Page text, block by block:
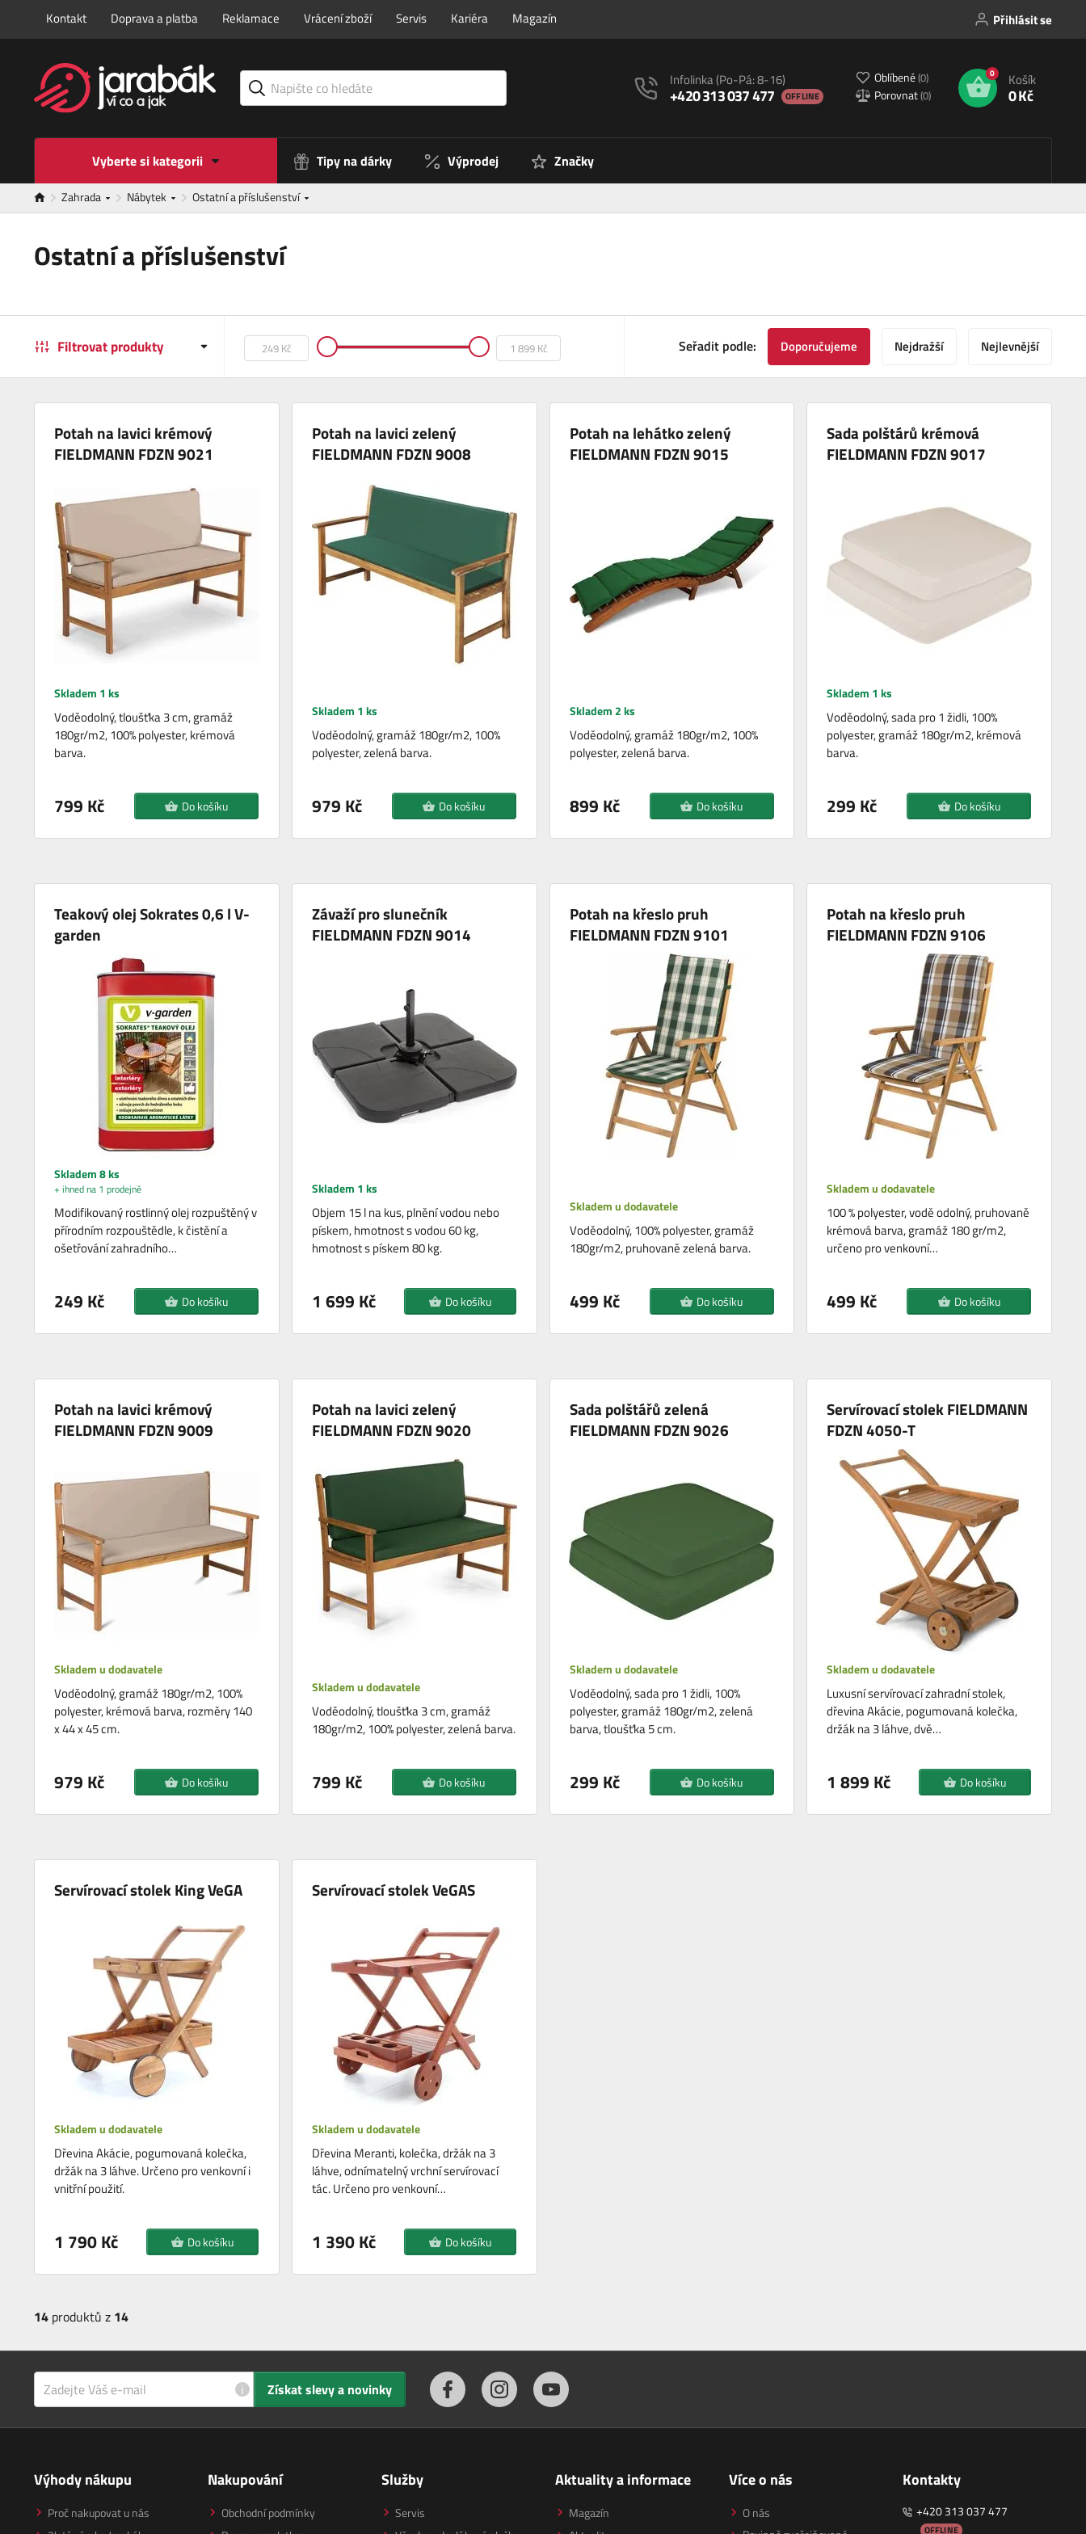
Kontakt Doprava a platba Reklamace Vrácení zboží Servis Kariéra Magazín Přihlásit se
Infolinka(Po-Pá: 8-16)
+420 313 037 477 OFFLINE
Oblíbené(0)
Porovnat(0)
0 Košík
0 Kč
Vyberte si kategorii Tipy na dárky Výprodej Značky
Zahrada Nábytek Ostatní a příslušenství
Ostatní a příslušenství
Filtrovat produkty Seřadit podle: Doporučujeme Nejdražší Nejlevnější
Potah na lavici krémový
FIELDMANN FDZN 9021
Skladem 1 ks
Voděodolný, tloušťka 3 cm, gramáž
180gr/m2, 100% polyester, krémová
barva.
799 Kč Do košíku
Potah na lavici zelený
FIELDMANN FDZN 9008
Skladem 1 ks
Voděodolný, gramáž 180gr/m2, 100%
polyester, zelená barva.
979 Kč Do košíku
Potah na lehátko zelený
FIELDMANN FDZN 9015
Skladem 2 ks
Voděodolný, gramáž 180gr/m2, 100%
polyester, zelená barva.
899 Kč Do košíku
Sada polštárů krémová
FIELDMANN FDZN 9017
Skladem 1 ks
Voděodolný, sada pro 1 židli, 100%
polyester, gramáž 180gr/m2, krémová
barva.
299 Kč Do košíku
Teakový olej Sokrates 0,6 l V-
garden
Skladem 8 ks
+ ihned na 1 prodejně
Modifikovaný rostlinný olej rozpuštěný v
přírodním rozpouštědle, k čistění a
ošetřování zahradního…
249 Kč Do košíku
Závaží pro slunečník
FIELDMANN FDZN 9014
Skladem 1 ks
Objem 15 l na kus, plnění vodou nebo
pískem, hmotnost s vodou 60 kg,
hmotnost s pískem 80 kg.
1 699 Kč Do košíku
Potah na křeslo pruh
FIELDMANN FDZN 9101
Skladem u dodavatele
Voděodolný, 100% polyester, gramáž
180gr/m2, pruhovaně zelená barva.
499 Kč Do košíku
Potah na křeslo pruh
FIELDMANN FDZN 9106
Skladem u dodavatele
100 % polyester, vodě odolný, pruhovaně
krémová barva, gramáž 180 gr/m2,
určeno pro venkovní…
499 Kč Do košíku
Potah na lavici krémový
FIELDMANN FDZN 9009
Skladem u dodavatele
Voděodolný, gramáž 180gr/m2, 100%
polyester, krémová barva, rozměry 140
x 44 x 45 cm.
979 Kč Do košíku
Potah na lavici zelený
FIELDMANN FDZN 9020
Skladem u dodavatele
Voděodolný, tloušťka 3 cm, gramáž
180gr/m2, 100% polyester, zelená barva.
799 Kč Do košíku
Sada polštářů zelená
FIELDMANN FDZN 9026
Skladem u dodavatele
Voděodolný, sada pro 1 židli, 100%
polyester, gramáž 180gr/m2, zelená
barva, tloušťka 5 cm.
299 Kč Do košíku
Servírovací stolek FIELDMANN
FDZN 4050-T
Skladem u dodavatele
Luxusní servírovací zahradní stolek,
dřevina Akácie, pogumovaná kolečka,
držák na 3 láhve, dvě…
1 899 Kč Do košíku
Servírovací stolek King VeGA
Skladem u dodavatele
Dřevina Akácie, pogumovaná kolečka,
držák na 3 láhve. Určeno pro venkovní i
vnitřní použití.
1 790 Kč Do košíku
Servírovací stolek VeGAS
Skladem u dodavatele
Dřevina Meranti, kolečka, držák na 3
láhve, odnímatelný vrchní servírovací
tác. Určeno pro venkovní…
1 390 Kč Do košíku
14 produktů z 14
i Získat slevy a novinky
Výhody nákupu
Proč nakupovat u nás
Nakupování
Obchodní podmínky
Služby
Servis
Aktuality a informace
Magazín
Více o nás
O nás
Kontakty
+420 313 037 477
OFFLINE